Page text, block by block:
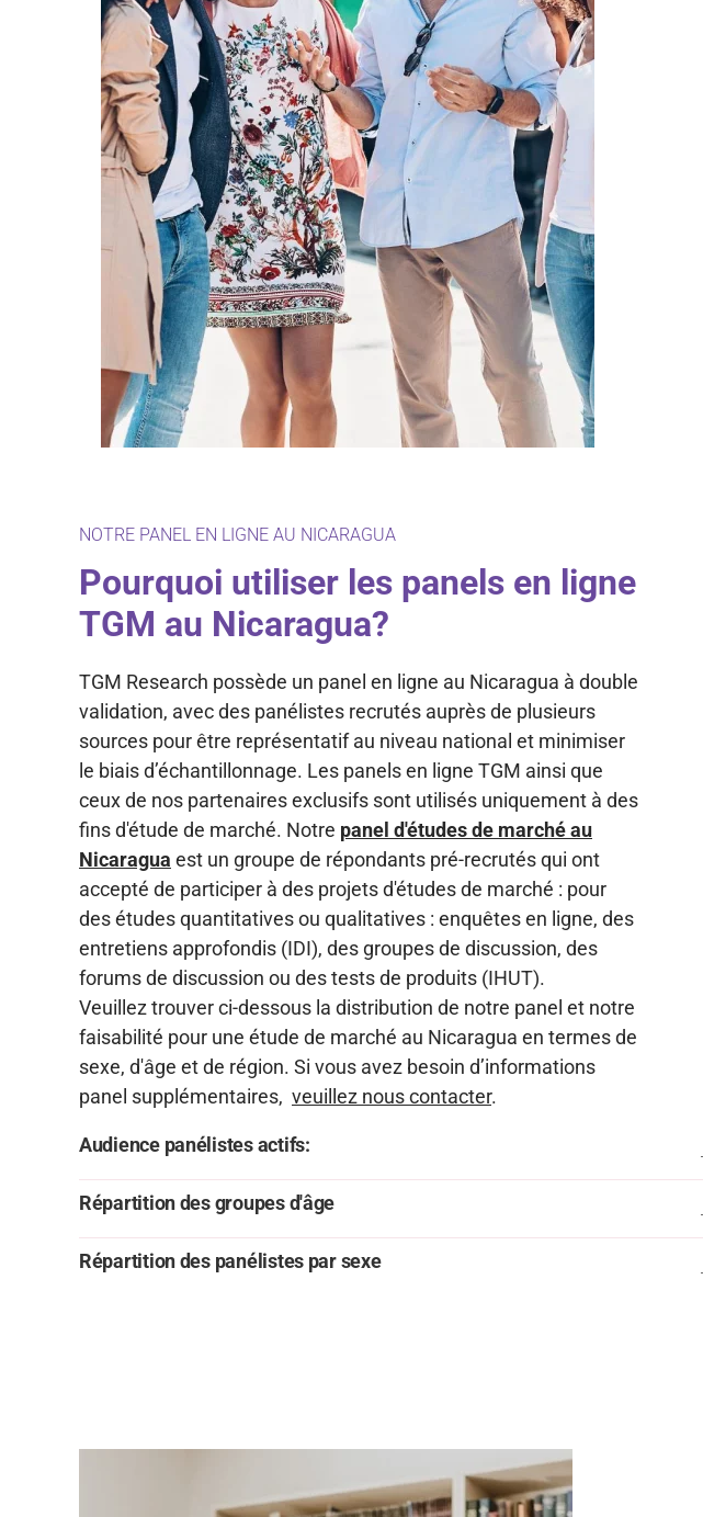
NOTRE PANEL EN LIGNE AU NICARAGUA
Pourquoi utiliser les panels en ligne
TGM au Nicaragua?
TGM Research possède un panel en ligne au Nicaragua à double
validation, avec des panélistes recrutés auprès de plusieurs
sources pour être représentatif au niveau national et minimiser
le biais d’échantillonnage. Les panels en ligne TGM ainsi que
ceux de nos partenaires exclusifs sont utilisés uniquement à des
fins d'étude de marché. Notre panel d'études de marché au
Nicaragua est un groupe de répondants pré-recrutés qui ont
accepté de participer à des projets d'études de marché : pour
des études quantitatives ou qualitatives : enquêtes en ligne, des
entretiens approfondis (IDI), des groupes de discussion, des
forums de discussion ou des tests de produits (IHUT).
Veuillez trouver ci-dessous la distribution de notre panel et notre
faisabilité pour une étude de marché au Nicaragua en termes de
sexe, d'âge et de région. Si vous avez besoin d’informations
panel supplémentaires, veuillez nous contacter.
Audience panélistes actifs:
Répartition des groupes d'âge
Répartition des panélistes par sexe